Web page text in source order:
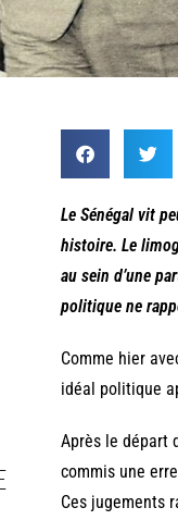
Le Sénégal vit
histoire. Le
au sein d’une
politique ne
Comme hier
idéal politique
Après le départ
commis une
Ces jugements